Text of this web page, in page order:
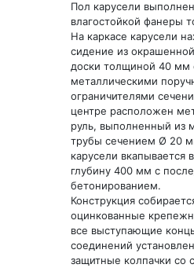
Пол карусели
влагостойкой фанеры
На каркасе карусели
сидение из
доски толщиной 40 мм
металлическими
ограничителями
центре расположен
руль, выполненный из
трубы сечением Ø 20
карусели вкапывается
глубину 400 мм с
бетонированием.
Конструкция
оцинкованные
все выступающие
соединений
защитные колпачки со